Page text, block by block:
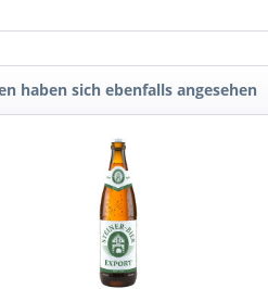
haben sich ebenfalls angesehen